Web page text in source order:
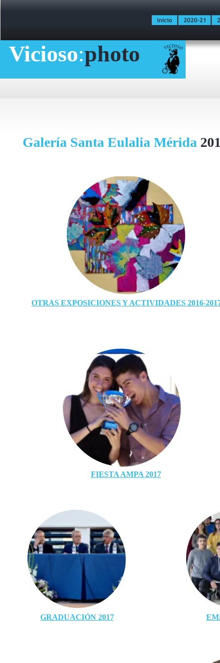
GRADUACIÓN 2017
FIESTA AMPA 2017
OTRAS EXPOSICIONES Y ACTIVIDADES 2016-
Vicioso:photo
Galería Santa Eulalia Mérida